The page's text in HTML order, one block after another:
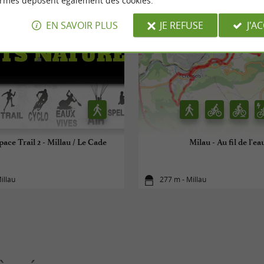
Trail 2 - Millau / Le Cade Milau - Au fil de
277 m - Millau
EN SAVOIR PLUS JE REFUSE